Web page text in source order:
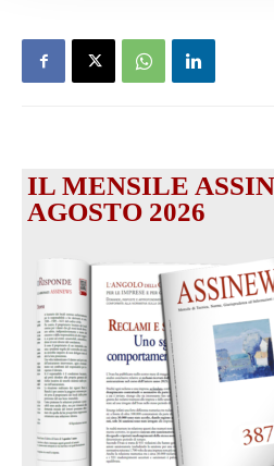
IL MENSILE
AGOSTO 2026